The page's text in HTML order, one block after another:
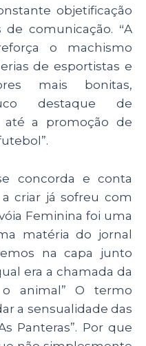
objetificação
comunicação. “A
o machismo
de esportistas e
mais bonitas,
destaque de
até a promoção de
concorda e conta
criar já sofreu com
Feminina foi uma
matéria do jornal
na capa junto
era a chamada da
animal” O termo
a sensualidade das
Panteras”. Por que